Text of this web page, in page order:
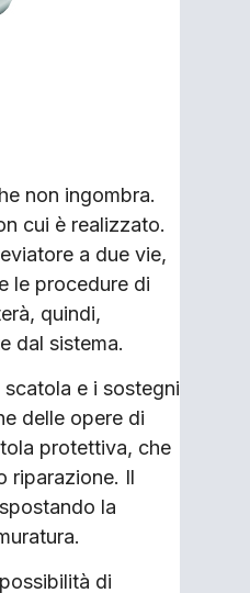
non ingombra.
cui è realizzato.
a due vie,
le procedure di
quindi,
dal sistema.
e i sostegni
delle opere di
protettiva, che
riparazione. Il
la
di